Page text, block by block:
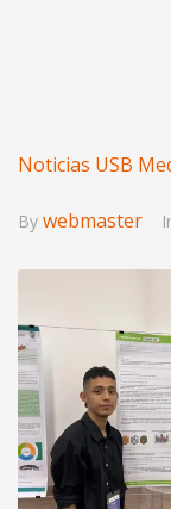
Noticias USB
By webmaster